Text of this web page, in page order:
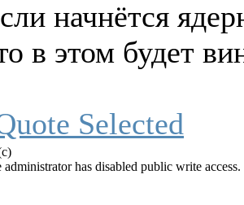
начнётся
в этом будет
administrator has disabled public write access.